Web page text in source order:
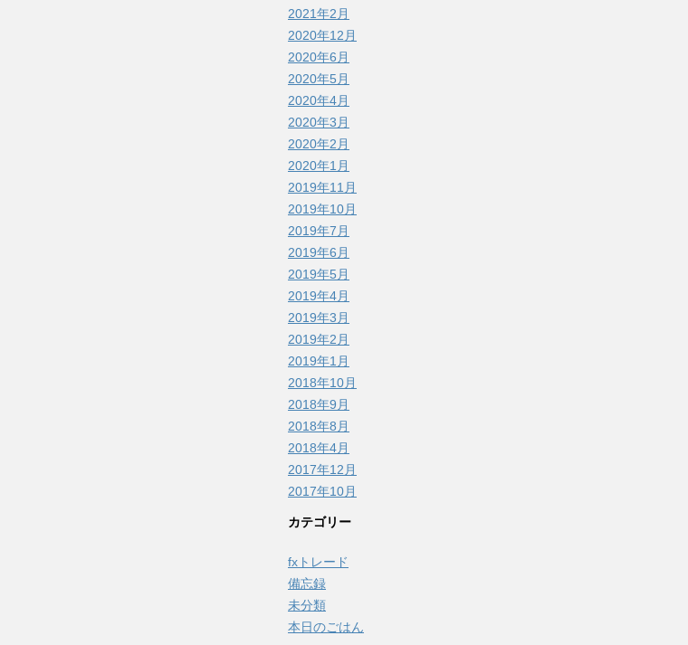
2021年2月
2020年12月
2020年6月
2020年5月
2020年4月
2020年3月
2020年2月
2020年1月
2019年11月
2019年10月
2019年7月
2019年6月
2019年5月
2019年4月
2019年3月
2019年2月
2019年1月
2018年10月
2018年9月
2018年8月
2018年4月
2017年12月
2017年10月
カテゴリー
fxトレード
備忘録
未分類
本日のごはん